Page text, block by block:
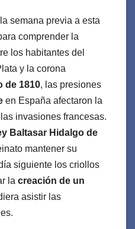
semana previa a esta
comprender la
los habitantes del
y la corona
de 1810, las presiones
en España afectaron la
invasiones francesas.
Baltasar Hidalgo de
mantener su
siguiente los criollos
la creación de un
asistir las